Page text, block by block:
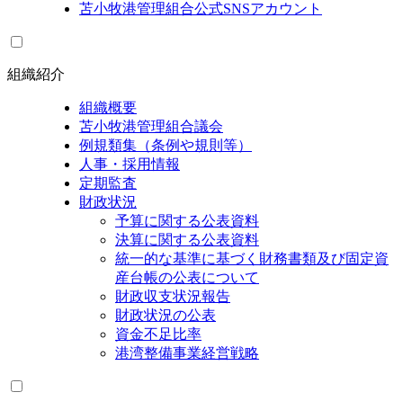
苫小牧港管理組合公式SNSアカウント
組織紹介
組織概要
苫小牧港管理組合議会
例規類集（条例や規則等）
人事・採用情報
定期監査
財政状況
予算に関する公表資料
決算に関する公表資料
統一的な基準に基づく財務書類及び固定資
産台帳の公表について
財政収支状況報告
財政状況の公表
資金不足比率
港湾整備事業経営戦略